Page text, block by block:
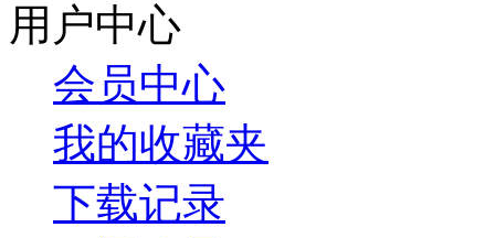
用户中心
会员中心
我的收藏夹
下载记录